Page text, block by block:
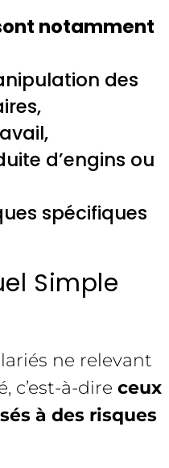
notamment
des
d’engins ou
spécifiques
Simple
ne relevant
c’est-à-dire ceux
à des risques